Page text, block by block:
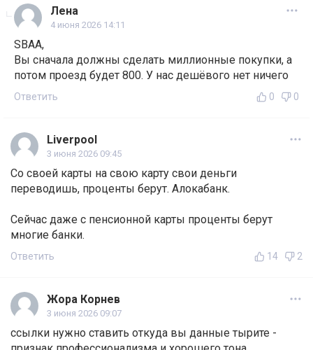
Лена
4 июня 2026 14:11
SBAA,
Вы сначала должны сделать миллионные покупки, а
потом проезд будет 800. У нас дешёвого нет ничего
Ответить 0 0
Liverpool
3 июня 2026 09:45
Со своей карты на свою карту свои деньги
переводишь, проценты берут. Алокабанк.
Сейчас даже с пенсионной карты проценты берут
многие банки.
Ответить 14 2
Жора Корнев
3 июня 2026 09:07
ссылки нужно ставить откуда вы данные тырите -